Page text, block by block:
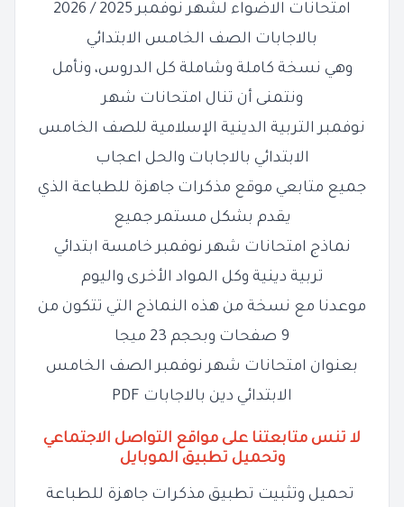
امتحانات الاضواء لشهر نوفمبر 2025 / 2026
بالاجابات الصف الخامس الابتدائي
وهي نسخة كاملة وشاملة كل الدروس، ونأمل
ونتمنى أن تنال امتحانات شهر
نوفمبر التربية الدينية الإسلامية للصف الخامس
الابتدائي بالاجابات والحل اعجاب
جميع متابعي موقع مذكرات جاهزة للطباعة الذي
يقدم بشكل مستمر جميع
نماذج امتحانات شهر نوفمبر خامسة ابتدائي
تربية دينية وكل المواد الأخرى واليوم
موعدنا مع نسخة من هذه النماذج التي تتكون من
9 صفحات وبحجم 23 ميجا
بعنوان امتحانات شهر نوفمبر الصف الخامس
الابتدائي دين بالاجابات PDF
لا تنس متابعتنا على مواقع التواصل الاجتماعي
وتحميل تطبيق الموبايل
تحميل وتثبيت تطبيق مذكرات جاهزة للطباعة